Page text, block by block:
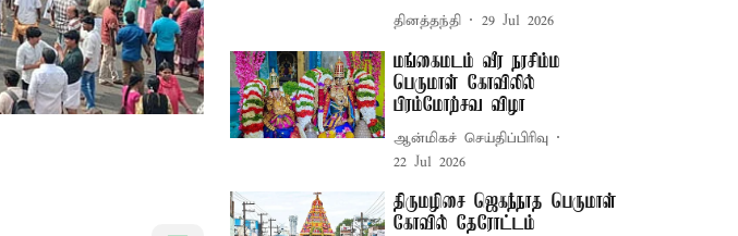
தினத்தந்தி 29 Jul 2026
மங்கைமடம் வீர நரசிம்ம
பெருமாள் கோவிலில்
பிரம்மோற்சவ விழா
ஆன்மிகச் செய்திப்பிரிவு
22 Jul 2026
திருமழிசை ஜெகந்நாத பெருமாள்
கோவில் தேரோட்டம்